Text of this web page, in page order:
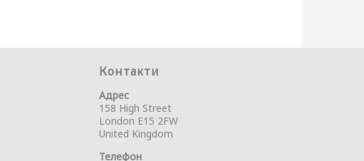
Контакти
Адрес
158 High Street
London E15 2FW
United Kingdom
Телефон